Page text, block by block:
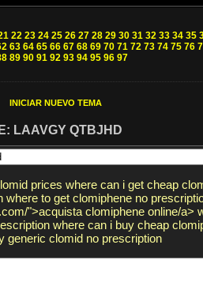
22 23 24 25 26 27 28 29 30 31 32 33 34 35
63 64 65 66 67 68 69 70 71 72 73 74 75 76
89 90 91 92 93 94 95 96 97
INICIAR NUEVO TEMA
LAAVGY QTBJHD
prices where can i get cheap
where to get clomiphene no
">acquista clomiphene online/a>
where can i buy cheap
generic clomid no prescription